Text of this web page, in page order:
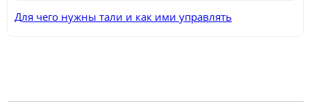
Для чего нужны тали и как ими управлять